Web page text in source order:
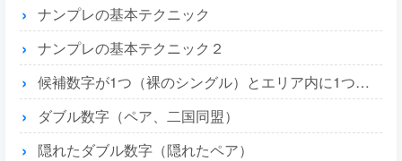
ナンプレの基本テクニック
ナンプレの基本テクニック２
候補数字が1つ（裸のシングル）とエリア内に1つ（隠れたシングル）
ダブル数字（ペア、二国同盟）
隠れたダブル数字（隠れたペア）